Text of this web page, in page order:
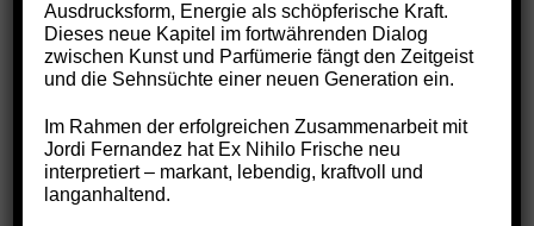
Kontakt
Parfümerie Temme
Öffnungszeiten
Montag bis Freitag 9:30
Ausdrucksform, Energie als schöpferische Kraft.
Dieses neue Kapitel im fortwährenden Dialog
zwischen Kunst und Parfümerie fängt den Zeitgeist
und die Sehnsüchte einer neuen Generation ein.
Im Rahmen der erfolgreichen Zusammenarbeit mit
Jordi Fernandez hat Ex Nihilo Frische neu
interpretiert – markant, lebendig, kraftvoll und
langanhaltend.